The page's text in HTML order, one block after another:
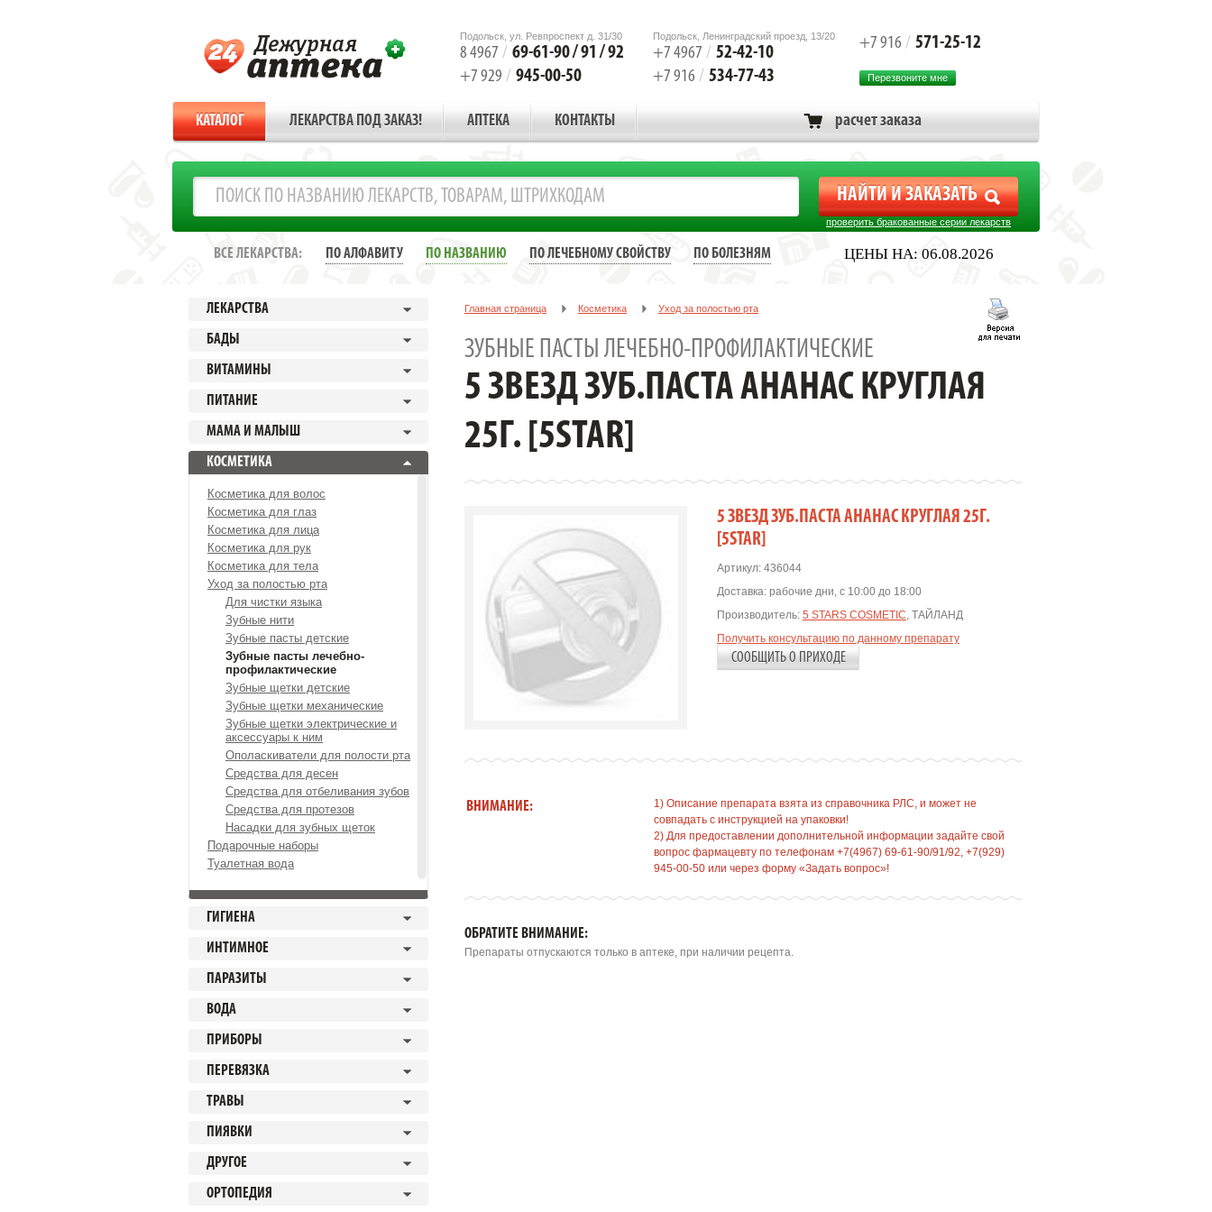
Подольск, ул. Ревпроспект д. 31/30
8 4967 / 69-61-90 / 91 / 92
+7 929 / 945-00-50
Подольск, Ленинградский проезд, 13/20
+7 4967 / 52-42-10
+7 916 / 534-77-43
+7 916 / 571-25-12
Перезвоните мне
КАТАЛОГ ЛЕКАРСТВА ПОД ЗАКАЗ! АПТЕКА КОНТАКТЫ расчет заказа
проверить бракованные серии лекарств
ЦЕНЫ НА: 06.08.2026
ВСЕ ЛЕКАРСТВА: ПО АЛФАВИТУ ПО НАЗВАНИЮ ПО ЛЕЧЕБНОМУ СВОЙСТВУ ПО БОЛЕЗНЯМ
ЛЕКАРСТВА
БАДЫ
ВИТАМИНЫ
ПИТАНИЕ
МАМА И МАЛЫШ
КОСМЕТИКА
Косметика для волос
Косметика для глаз
Косметика для лица
Косметика для рук
Косметика для тела
Уход за полостью рта
Для чистки языка
Зубные нити
Зубные пасты детские
Зубные пасты лечебно-
профилактические
Зубные щетки детские
Зубные щетки механические
Зубные щетки электрические и
аксессуары к ним
Ополаскиватели для полости рта
Средства для десен
Средства для отбеливания зубов
Средства для протезов
Насадки для зубных щеток
Подарочные наборы
Туалетная вода
ГИГИЕНА
ИНТИМНОЕ
ПАРАЗИТЫ
ВОДА
ПРИБОРЫ
ПЕРЕВЯЗКА
ТРАВЫ
ПИЯВКИ
ДРУГОЕ
ОРТОПЕДИЯ
Главная страница Косметика Уход за полостью рта
ЗУБНЫЕ ПАСТЫ ЛЕЧЕБНО-ПРОФИЛАКТИЧЕСКИЕ
5 ЗВЕЗД ЗУБ.ПАСТА АНАНАС КРУГЛАЯ
25Г. [5STAR]
5 ЗВЕЗД ЗУБ.ПАСТА АНАНАС КРУГЛАЯ 25Г.
[5STAR]
Артикул: 436044
Доставка: рабочие дни, с 10:00 до 18:00
Производитель: 5 STARS COSMETIC, ТАЙЛАНД
Получить консультацию по данному препарату
СООБЩИТЬ О ПРИХОДЕ
ВНИМАНИЕ:
1) Описание препарата взята из справочника РЛС, и может не
совпадать с инструкцией на упаковки!
2) Для предоставлении дополнительной информации задайте свой
вопрос фармацевту по телефонам +7(4967) 69-61-90/91/92, +7(929)
945-00-50 или через форму «Задать вопрос»!
ОБРАТИТЕ ВНИМАНИЕ:
Препараты отпускаются только в аптеке, при наличии рецепта.